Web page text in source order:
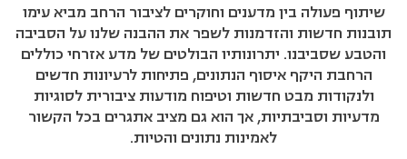
שיתוף פעולה בין מדענים וחוקרים לציבור הרחב מביא עימו
תובנות חדשות והזדמנות לשפר את ההבנה שלנו על הסביבה
והטבע שסביבנו. יתרונותיו הבולטים של מדע אזרחי כוללים
הרחבת היקף איסוף הנתונים, פתיחות לרעיונות חדשים
ולנקודות מבט חדשות וטיפוח מודעות ציבורית לסוגיות
מדעיות וסביבתיות, אך הוא גם מציב אתגרים בכל הקשור
לאמינות נתונים והטיות.